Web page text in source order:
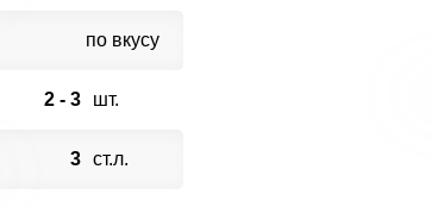
по вкусу
2 - 3 шт.
3 ст.л.